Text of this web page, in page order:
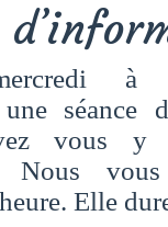
à
séance
vous y
Nous vous
Elle